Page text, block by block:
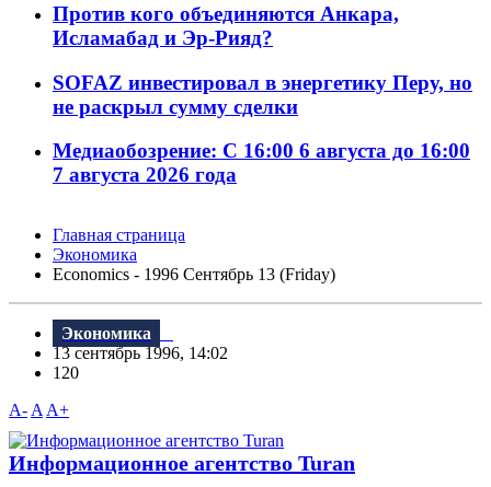
Против кого объединяются Анкара,
Исламабад и Эр-Рияд?
SOFAZ инвестировал в энергетику Перу, но
не раскрыл сумму сделки
Медиаобозрение: С 16:00 6 августа до 16:00
7 августа 2026 года
Главная страница
Экономика
Economics - 1996 Сентябрь 13 (Friday)
Экономика
13 сентябрь 1996, 14:02
120
A- A A+
Информационное агентство Turan